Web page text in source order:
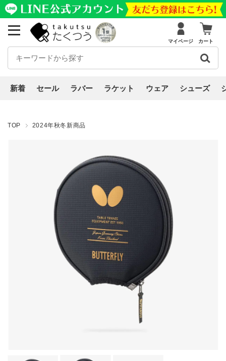
マイページ カート
新着 セール ラバー ラケット ウェア シューズ
TOP 2024年秋冬新商品